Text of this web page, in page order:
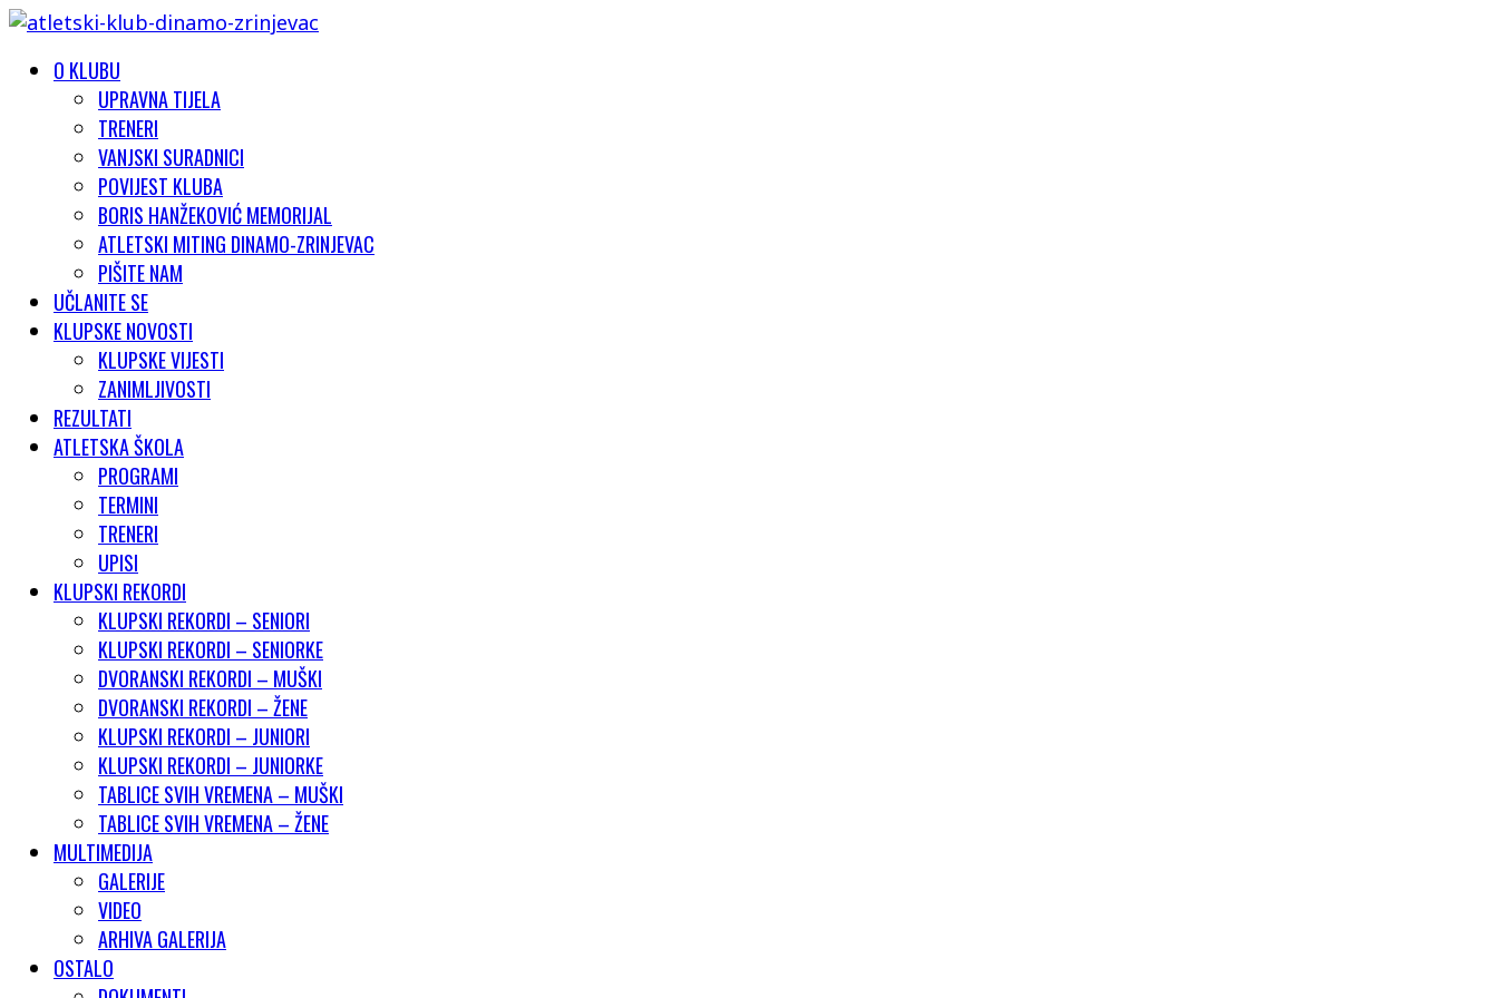
O KLUBU
UPRAVNA TIJELA
TRENERI
VANJSKI SURADNICI
POVIJEST KLUBA
BORIS HANŽEKOVIĆ MEMORIJAL
ATLETSKI MITING DINAMO-ZRINJEVAC
PIŠITE NAM
UČLANITE SE
KLUPSKE NOVOSTI
KLUPSKE VIJESTI
ZANIMLJIVOSTI
REZULTATI
ATLETSKA ŠKOLA
PROGRAMI
TERMINI
TRENERI
UPISI
KLUPSKI REKORDI
KLUPSKI REKORDI – SENIORI
KLUPSKI REKORDI – SENIORKE
DVORANSKI REKORDI – MUŠKI
DVORANSKI REKORDI – ŽENE
KLUPSKI REKORDI – JUNIORI
KLUPSKI REKORDI – JUNIORKE
TABLICE SVIH VREMENA – MUŠKI
TABLICE SVIH VREMENA – ŽENE
MULTIMEDIJA
GALERIJE
VIDEO
ARHIVA GALERIJA
OSTALO